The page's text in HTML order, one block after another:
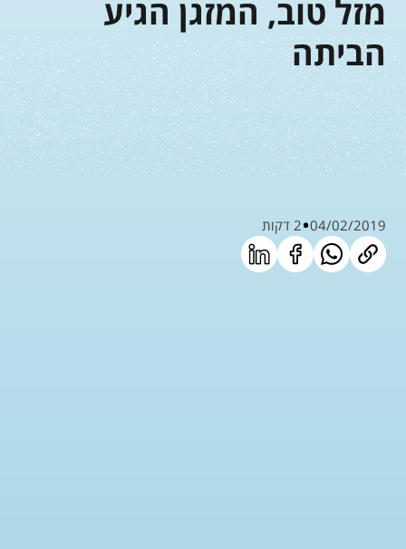
מזל טוב, המזגן הגיע
הביתה
04/02/2019 2 דקות